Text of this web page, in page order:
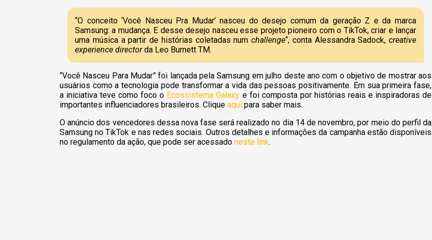
“O conceito ‘Você Nasceu Pra Mudar’ nasceu do desejo comum da geração Z e da marca
Samsung: a mudança. E desse desejo nasceu esse projeto pioneiro com o TikTok, criar e lançar
uma música a partir de histórias coletadas num challenge“, conta Alessandra Sadock, creative
experience directorda Leo Burnett TM.
“Você Nasceu Para Mudar” foi lançada pela Samsung em julho deste ano com o objetivo de mostrar aos
usuários como a tecnologia pode transformar a vida das pessoas positivamente. Em sua primeira fase,
a iniciativa teve como foco o Ecossistema Galaxy e foi composta por histórias reais e inspiradoras de
importantes influenciadores brasileiros. Clique aqui para saber mais.
O anúncio dos vencedores dessa nova fase será realizado no dia 14 de novembro, por meio do perfil da
Samsung no TikTok e nas redes sociais. Outros detalhes e informações da campanha estão disponíveis
no regulamento da ação, que pode ser acessado neste link.